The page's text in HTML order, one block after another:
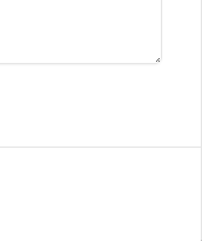
para
papas fritas